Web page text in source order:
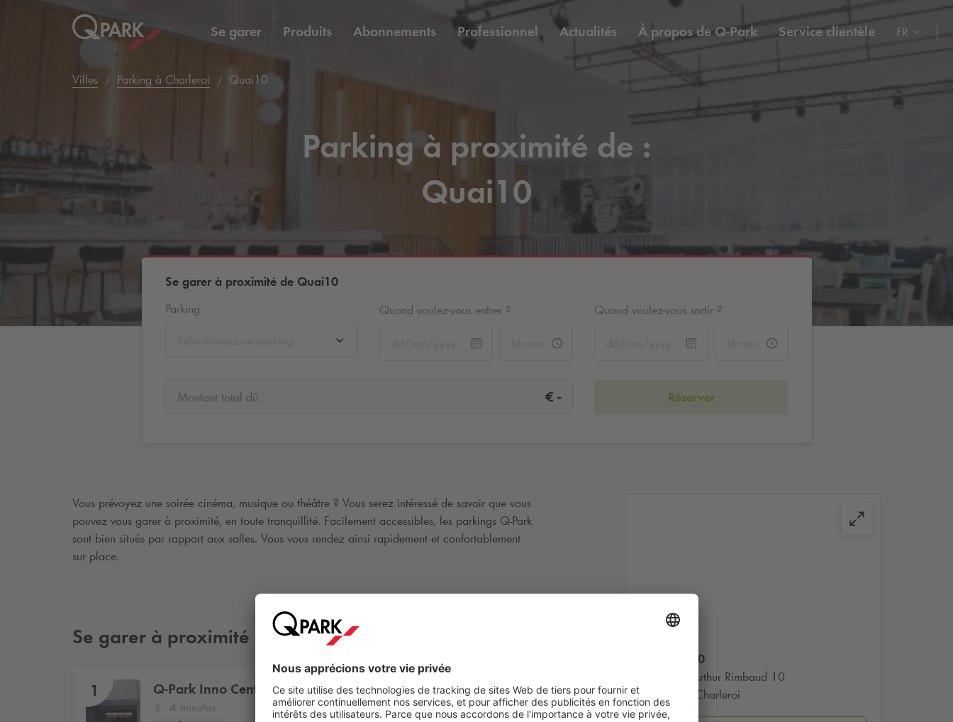
Se garer Produits Abonnements Professionnel Actualités À propos de Q-Park Service clientèle FR
Villes Parking à Charleroi Quai10
Parking à proximité de :
Quai10
Se garer à proximité de Quai10
Parking
Quand voulez-vous entrer ? Quand voulez-vous sortir ?
Montant total dû € - Réserver
Quai10
Quai Arthur Rimbaud 10
6000 Charleroi
Vous prévoyez une soirée cinéma, musique ou théâtre ? Vous serez intéressé de savoir que vous
pouvez vous garer à proximité, en toute tranquillité. Facilement accessibles, les parkings Q-Park
sont bien situés par rapport aux salles. Vous vous rendez ainsi rapidement et confortablement
sur place.
Se garer à proximité
1 Q-Park Inno Centre Ville
4 minutes En savoir plus